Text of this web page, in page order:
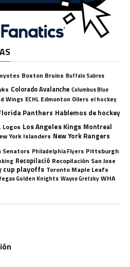
Boston Bruins Buffalo Sabres
Colorado Avalanche Columbus Blue
Wings ECHL Edmonton Oilers el hockey
Panthers Hablemos de hockey
Logos Los Angeles Kings Montreal
York Islanders New York Rangers
Senators Philadelphia Flyers Pittsburgh
Recopilació Recopilación San Jose
cup playoffs Toronto Maple Leafs
Golden Knights Wayne Gretzky WHA